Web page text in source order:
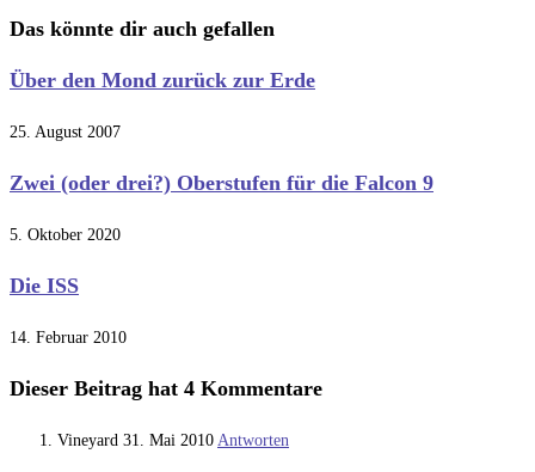
ansehen
Das könnte dir auch gefallen
Über den Mond zurück zur Erde
25. August 2007
Zwei (oder drei?) Oberstufen für die Falcon 9
5. Oktober 2020
Die ISS
14. Februar 2010
Dieser Beitrag hat 4 Kommentare
Vineyard 31. Mai 2010 Antworten